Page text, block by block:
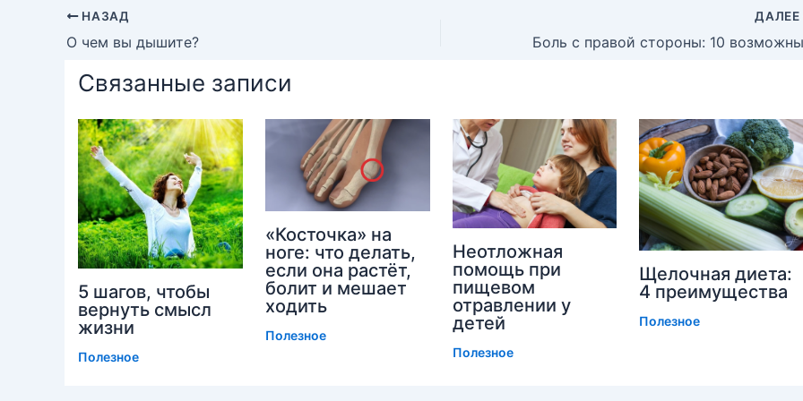
НАЗАД
О чем вы дышите?
ДАЛЕЕ
Связанные записи
5 шагов, чтобы
вернуть смысл
жизни
Полезное
«Косточка» на
ноге: что делать,
если она растёт,
болит и мешает
ходить
Полезное
Неотложная
помощь при
пищевом
отравлении у
детей
Полезное
Щелочная диета:
4 преимущества
Полезное